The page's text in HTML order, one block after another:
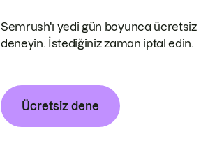
Semrush'ı yedi gün boyunca ücretsiz
deneyin. İstediğiniz zaman iptal edin.
Ücretsiz dene